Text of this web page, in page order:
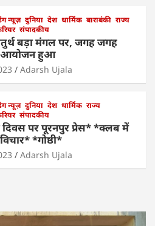
न्यूज़ दुनिया देश धार्मिक बाराबंकी राज्य
संपादकीय
बड़ा मंगल पर, जगह जगह
आयोजन हुआ
Adarsh Ujala
न्यूज़ दुनिया देश धार्मिक राज्य
संपादकीय
दिवस पर पूरनपुर प्रेस* *क्लब में
*गोष्ठी*
Adarsh Ujala